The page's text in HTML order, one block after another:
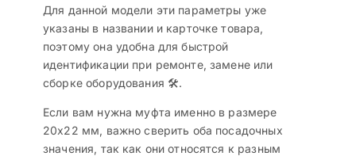
Для данной модели эти параметры уже
указаны в названии и карточке товара,
поэтому она удобна для быстрой
идентификации при ремонте, замене или
сборке оборудования 🛠️.
Если вам нужна муфта именно в размере
20х22 мм, важно сверить оба посадочных
значения, так как они относятся к разным